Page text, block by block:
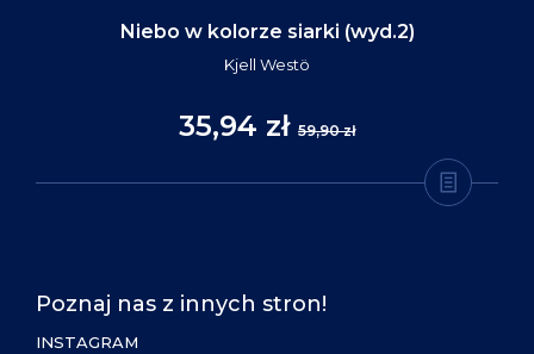
Niebo w kolorze siarki (wyd.2)
Kjell Westö
35,94 zł 59,90 zł
Poznaj nas z innych stron!
INSTAGRAM